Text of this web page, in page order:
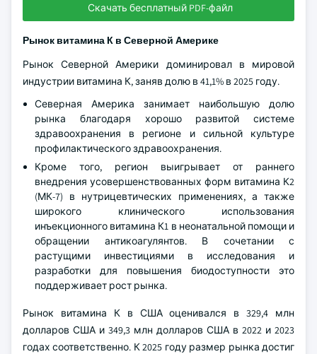
Скачать бесплатный PDF-файл
Рынок витамина К в Северной Америке
Рынок Северной Америки доминировал в мировой
индустрии витамина К, заняв долю в 41,1% в 2025 году.
Северная Америка занимает наибольшую долю
рынка благодаря хорошо развитой системе
здравоохранения в регионе и сильной культуре
профилактического здравоохранения.
Кроме того, регион выигрывает от раннего
внедрения усовершенствованных форм витамина К2
(МК-7) в нутрицевтических применениях, а также
широкого клинического использования
инъекционного витамина К1 в неонатальной помощи и
обращении антикоагулянтов. В сочетании с
растущими инвестициями в исследования и
разработки для повышения биодоступности это
поддерживает рост рынка.
Рынок витамина К в США оценивался в 329,4 млн
долларов США и 349,3 млн долларов США в 2022 и 2023
годах соответственно. К 2025 году размер рынка достиг